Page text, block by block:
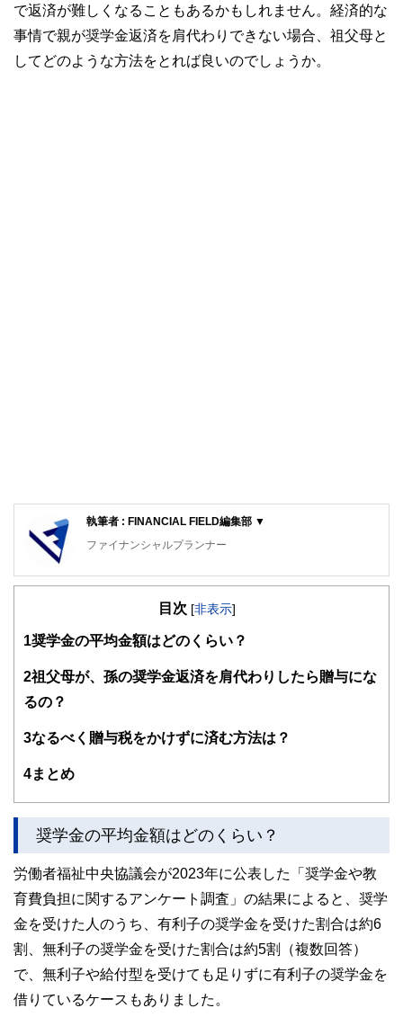
で返済が難しくなることもあるかもしれません。経済的な
事情で親が奨学金返済を肩代わりできない場合、祖父母と
してどのような方法をとれば良いのでしょうか。
執筆者 : FINANCIAL FIELD編集部 ▼
ファイナンシャルプランナー
FinancialField編集部は、金融、経済に関する記事を、日々
知識がない方でも理解できるようわかりやすく発信していま
得者を中心に「お金や暮らし」に関する書籍・雑誌の編集経
験者で構成され、企画立案から記事掲載まですべての工程に
FinancialFieldの特徴は、ファイナンシャルプランナー、弁
護士、税理士、宅地建物取引士、相続診断士、住宅ローンア
をわかりやすく発信している点です。
執筆者・監修者による執筆体制を築くことで、内容のわかり
やすさはもちろんのこと、読み応えのあるコンテンツと確か
な情報発信を実現しています。
私たちは、快適でより良い生活のアイデアを提供するお金の
コンシェルジュを目指します。
目次 [非表示]
1 奨学金の平均金額はどのくらい？
2祖父母が、孫の奨学金返済を肩代わりしたら贈与にな
るの？
3なるべく贈与税をかけずに済む方法は？
4まとめ
奨学金の平均金額はどのくらい？
労働者福祉中央協議会が2023年に公表した「奨学金や教
育費負担に関するアンケート調査」の結果によると、奨学
金を受けた人のうち、有利子の奨学金を受けた割合は約6
割、無利子の奨学金を受けた割合は約5割（複数回答）
で、無利子や給付型を受けても足りずに有利子の奨学金を
借りているケースもありました。